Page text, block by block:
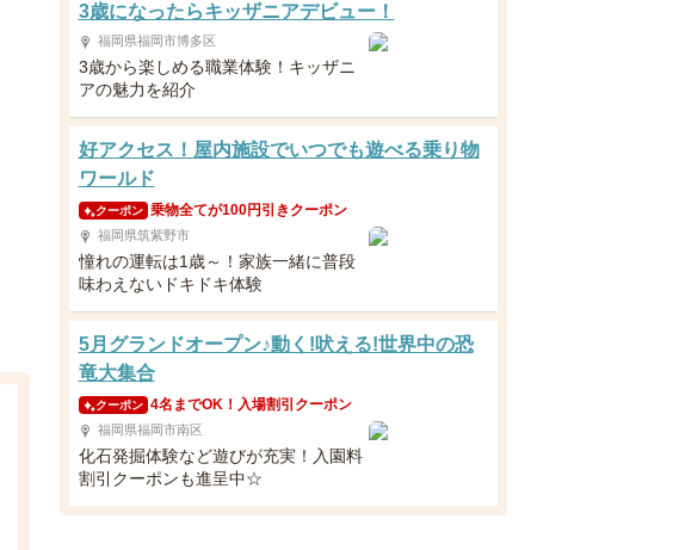
3歳になったらキッザニアデビュー！
福岡県福岡市博多区
3歳から楽しめる職業体験！キッザニ
アの魅力を紹介
好アクセス！屋内施設でいつでも遊べる乗り物
ワールド
クーポン 乗物全てが100円引きクーポン
福岡県筑紫野市
憧れの運転は1歳～！家族一緒に普段
味わえないドキドキ体験
5月グランドオープン♪動く!吠える!世界中の恐
竜大集合
クーポン 4名までOK！入場割引クーポン
福岡県福岡市南区
化石発掘体験など遊びが充実！入園料
割引クーポンも進呈中☆